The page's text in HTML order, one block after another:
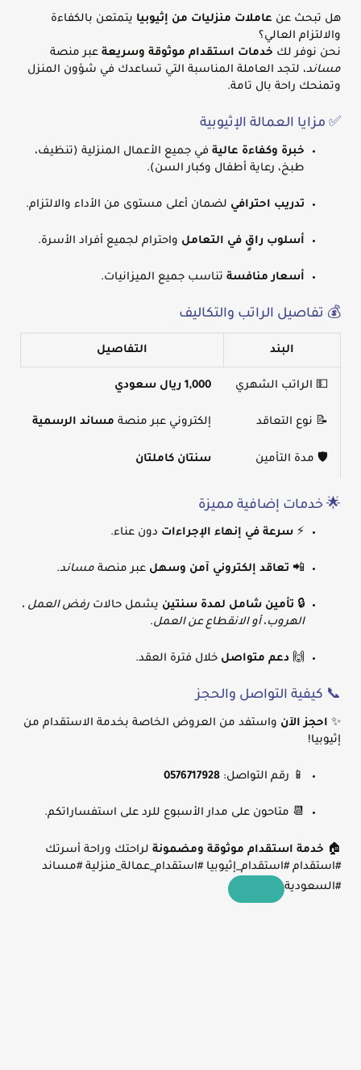
هل تبحث عن عاملات منزليات من إثيوبيا يتمتعن بالكفاءة
والالتزام العالي؟
نحن نوفر لك خدمات استقدام موثوقة وسريعة عبر منصة
مساند، لتجد العاملة المناسبة التي تساعدك في شؤون المنزل
وتمنحك راحة بال تامة.
✅ مزايا العمالة الإثيوبية
خبرة وكفاءة عالية في جميع الأعمال المنزلية (تنظيف،
طبخ، رعاية أطفال وكبار السن).
تدريب احترافي لضمان أعلى مستوى من الأداء والالتزام.
أسلوب راقٍ في التعامل واحترام لجميع أفراد الأسرة.
أسعار منافسة تناسب جميع الميزانيات.
💰 تفاصيل الراتب والتكاليف
البند التفاصيل
💵 الراتب الشهري 1,000 ريال سعودي
📝 نوع التعاقد إلكتروني عبر منصة مساند الرسمية
🛡️ مدة التأمين سنتان كاملتان
🌟 خدمات إضافية مميزة
⚡ سرعة في إنهاء الإجراءات دون عناء.
📲 تعاقد إلكتروني آمن وسهل عبر منصة مساند.
🔒 تأمين شامل لمدة سنتين يشمل حالات رفض العمل ،
الهروب، أو الانقطاع عن العمل.
🙌 دعم متواصل خلال فترة العقد.
📞 كيفية التواصل والحجز
✨ احجز الآن واستفد من العروض الخاصة بخدمة الاستقدام من
إثيوبيا!
📱 رقم التواصل: 0576717928
📆 متاحون على مدار الأسبوع للرد على استفساراتكم.
🏠 خدمة استقدام موثوقة ومضمونة لراحتك وراحة أسرتك
#استقدام #استقدام_إثيوبيا #استقدام_عمالة_منزلية #مساند
#السعودية